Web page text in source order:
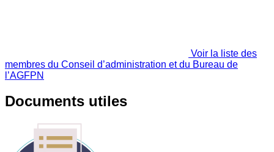
Voir la liste des
membres du Conseil d’administration et du Bureau de
l’AGFPN
Documents utiles